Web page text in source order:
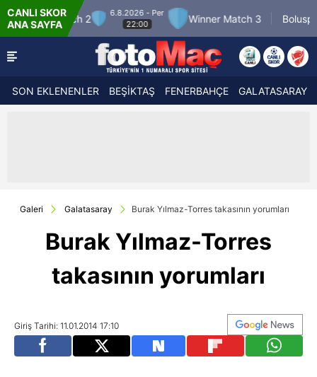
CANLI SKOR
ANA SAYFA
- Per
22:00
Winner Match 3 Boluspor
7.8.2026 - Cum
21:30
SON EKLENENLER BEŞİKTAŞ FENERBAHÇE GALATASARAY
Galeri Galatasaray Burak Yılmaz-Torres takasının yorumları
Burak Yılmaz-Torres
takasının yorumları
Giriş Tarihi: 11.01.2014 17:10